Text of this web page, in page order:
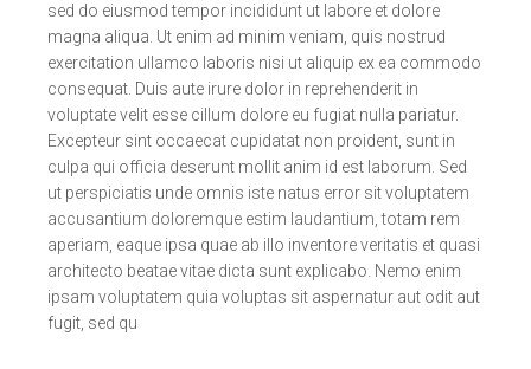
sed do eiusmod tempor incididunt ut labore et dolore
magna aliqua. Ut enim ad minim veniam, quis nostrud
exercitation ullamco laboris nisi ut aliquip ex ea commodo
consequat. Duis aute irure dolor in reprehenderit in
voluptate velit esse cillum dolore eu fugiat nulla pariatur.
Excepteur sint occaecat cupidatat non proident, sunt in
culpa qui officia deserunt mollit anim id est laborum. Sed
ut perspiciatis unde omnis iste natus error sit voluptatem
accusantium doloremque estim laudantium, totam rem
aperiam, eaque ipsa quae ab illo inventore veritatis et quasi
architecto beatae vitae dicta sunt explicabo. Nemo enim
ipsam voluptatem quia voluptas sit aspernatur aut odit aut
fugit, sed qu